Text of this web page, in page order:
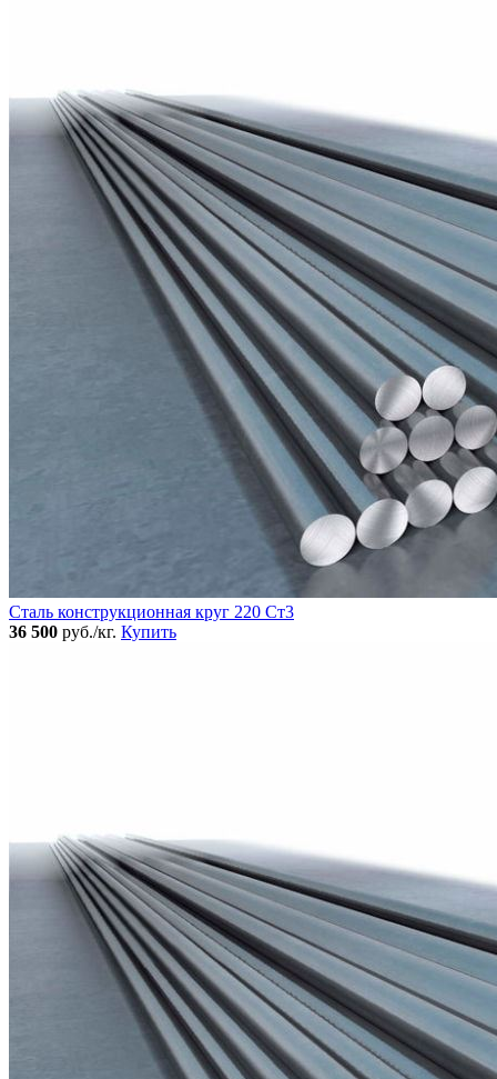
Сталь конструкционная круг 220 Ст3
36 500 руб./кг. Купить